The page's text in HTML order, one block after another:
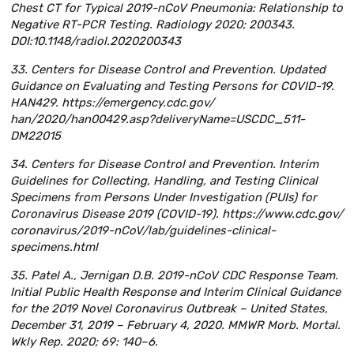
Chest CT for Typical 2019-nCoV Pneumonia: Relationship to
Negative RT-PCR Testing. Radiology 2020; 200343.
DOI:10.1148/radiol.2020200343
33. Centers for Disease Control and Prevention. Updated
Guidance on Evaluating and Testing Persons for COVID-19.
HAN429. https://emergency.cdc.gov/
han/2020/han00429.asp?deliveryName=USCDC_511-
DM22015
34. Centers for Disease Control and Prevention. Interim
Guidelines for Collecting, Handling, and Testing Clinical
Specimens from Persons Under Investigation (PUIs) for
Coronavirus Disease 2019 (COVID-19). https://www.cdc.gov/
coronavirus/2019-nCoV/lab/guidelines-clinical-
specimens.html
35. Patel A., Jernigan D.B. 2019-nCoV CDC Response Team.
Initial Public Health Response and Interim Clinical Guidance
for the 2019 Novel Coronavirus Outbreak – United States,
December 31, 2019 – February 4, 2020. MMWR Morb. Mortal.
Wkly Rep. 2020; 69: 140–6.